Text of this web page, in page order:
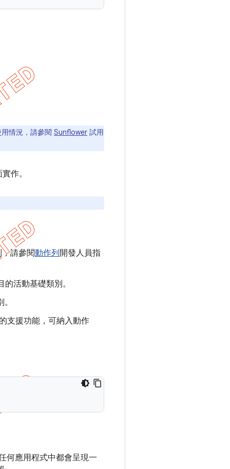
情況，請參閱 Sunflower 試用
作。
請參閱動作列 開發人員指
活動基礎類別。
支援功能，可納入動作
何應用程式中都會呈現一